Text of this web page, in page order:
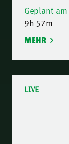
Geplant am
9h 57m
MEHR
LIVE